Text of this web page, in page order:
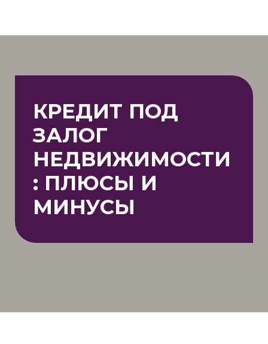
КРЕДИТ ПОД
ЗАЛОГ
НЕДВИЖИМОСТИ
: ПЛЮСЫ И
МИНУСЫ